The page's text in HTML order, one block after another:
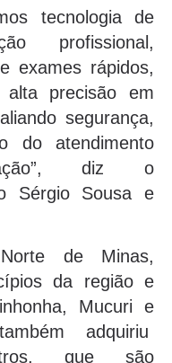
tecnologia de
profissional,
exames rápidos,
alta precisão em
segurança,
do atendimento
diz o
Sérgio Sousa e
de Minas,
da região e
Mucuri e
adquiriu
que são